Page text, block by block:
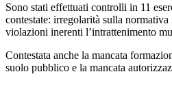
Sono stati effettuati controlli in 11
contestate: irregolarità sulla
violazioni inerenti l’intrattenimento
Contestata anche la mancata
suolo pubblico e la mancata